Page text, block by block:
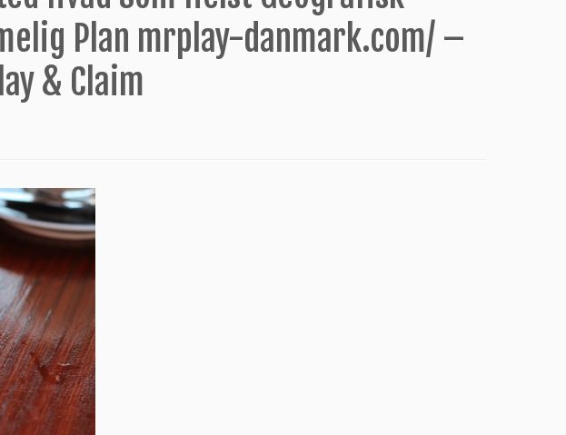
Plan mrplay-danmark.com/ –
& Claim